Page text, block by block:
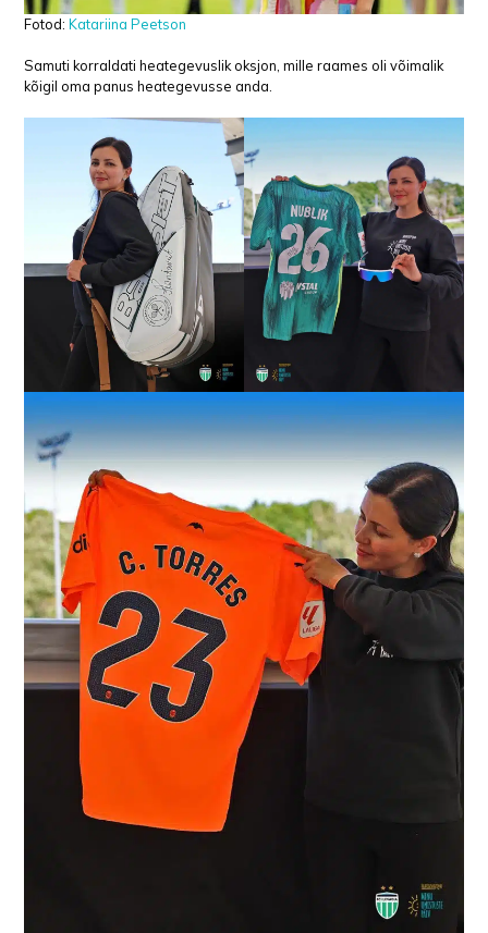
Fotod:Katariina Peetson
Samuti korraldati heategevuslik oksjon, mille raames oli võimalik
kõigil oma panus heategevusse anda.